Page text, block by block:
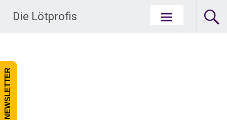
Die Lötprofis
NEWSLETTER